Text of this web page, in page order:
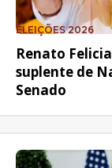
ELEIÇÕES 2026
Renato
suplente de
Senado